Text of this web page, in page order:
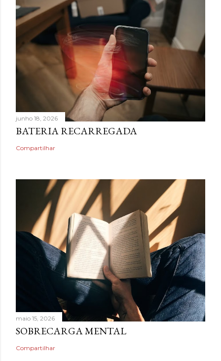
junho 18, 2026
BATERIA RECARREGADA
Compartilhar
maio 15, 2026
SOBRECARGA MENTAL
Compartilhar